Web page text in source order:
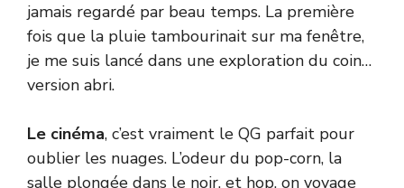
jamais regardé par beau temps. La première
fois que la pluie tambourinait sur ma fenêtre,
je me suis lancé dans une exploration du coin…
version abri.
Le cinéma, c’est vraiment le QG parfait pour
oublier les nuages. L’odeur du pop-corn, la
salle plongée dans le noir, et hop, on voyage